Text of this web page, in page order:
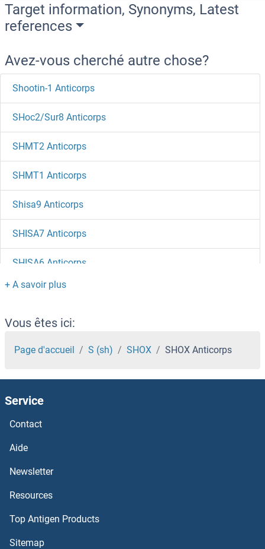
Target information, Synonyms, Latest
references
Avez-vous cherché autre chose?
Shootin-1 Anticorps
SHoc2/Sur8 Anticorps
SHMT2 Anticorps
SHMT1 Anticorps
Shisa9 Anticorps
SHISA7 Anticorps
SHISA6 Anticorps
SHISA5 Anticorps
SHISA4 Anticorps
SHISA3 Anticorps
SHISA2 Anticorps
Shiga Toxin 2 Subunit A Anticorps
SHD Anticorps
SHCBP1 Anticorps
SHC4 Anticorps
Vous êtes ici:
Page d'accueil S (sh) SHOX SHOX Anticorps
Service
Contact
Aide
Newsletter
Resources
Top Antigen Products
Sitemap